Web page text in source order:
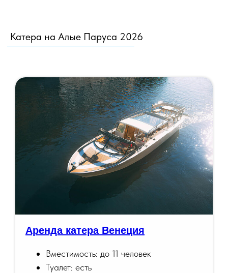
Катера на Алые Паруса 2026
Аренда катера Венеция
Вместимость: до 11 человек
Туалет: есть